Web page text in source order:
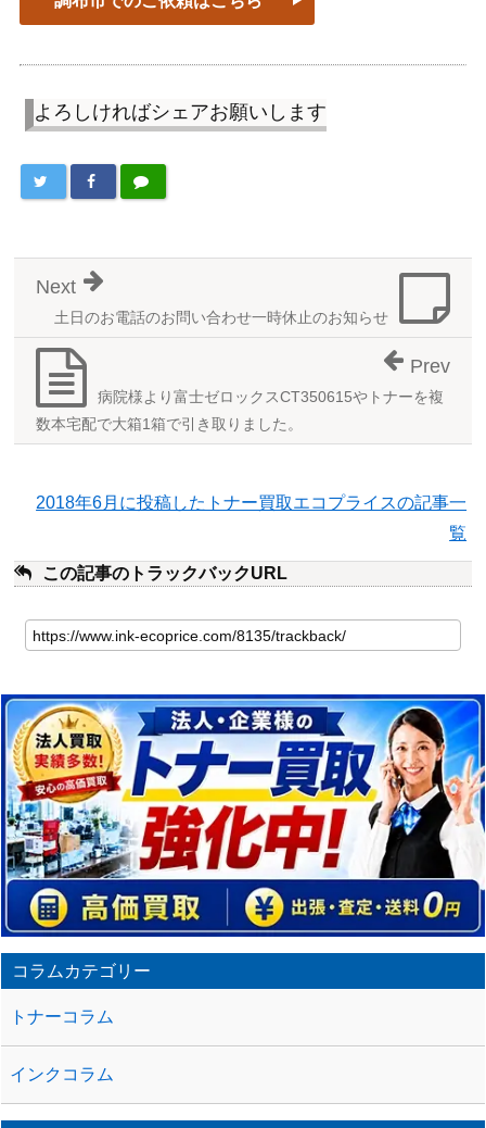
よろしければシェアお願いします
土日のお電話のお問い合わせ一時休止のお知らせ
Next
病院様より富士ゼロックスCT350615やトナーを複
数本宅配で大箱1箱で引き取りました。
Prev
2018年6月に投稿したトナー買取エコプライスの記事一
覧
この記事のトラックバックURL
の
事
の
ト
ラ
ッ
ク
バ
ッ
ク
URL
コラムカテゴリー
トナーコラム
インクコラム